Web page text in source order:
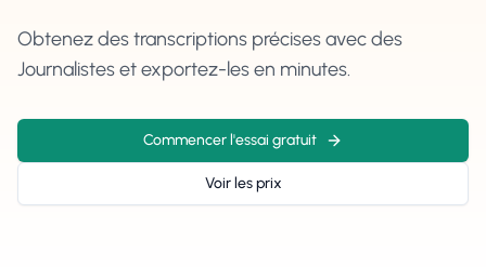
Obtenez des transcriptions précises avec des
Journalistes et exportez-les en minutes.
Commencer l'essai gratuit
Voir les prix